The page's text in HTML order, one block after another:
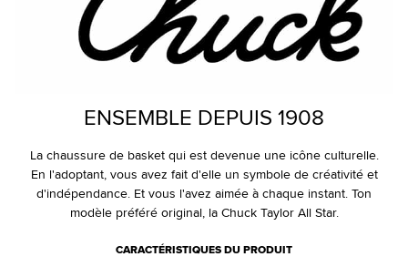
ENSEMBLE DEPUIS 1908
La chaussure de basket qui est devenue une icône culturelle.
En l'adoptant, vous avez fait d'elle un symbole de créativité et
d'indépendance. Et vous l'avez aimée à chaque instant. Ton
modèle préféré original, la Chuck Taylor All Star.
CARACTÉRISTIQUES DU PRODUIT